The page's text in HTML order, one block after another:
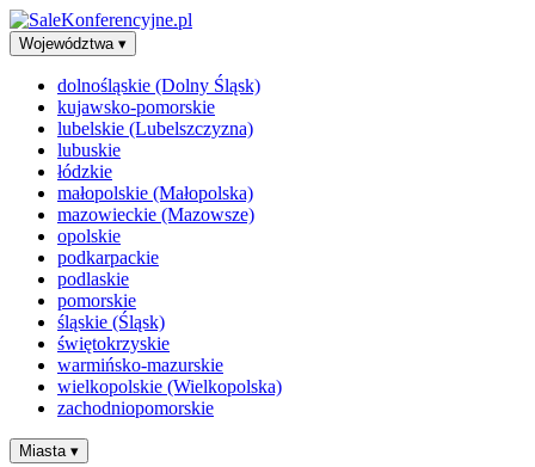
Województwa ▾
dolnośląskie (Dolny Śląsk)
kujawsko-pomorskie
lubelskie (Lubelszczyzna)
lubuskie
łódzkie
małopolskie (Małopolska)
mazowieckie (Mazowsze)
opolskie
podkarpackie
podlaskie
pomorskie
śląskie (Śląsk)
świętokrzyskie
warmińsko-mazurskie
wielkopolskie (Wielkopolska)
zachodniopomorskie
Miasta ▾